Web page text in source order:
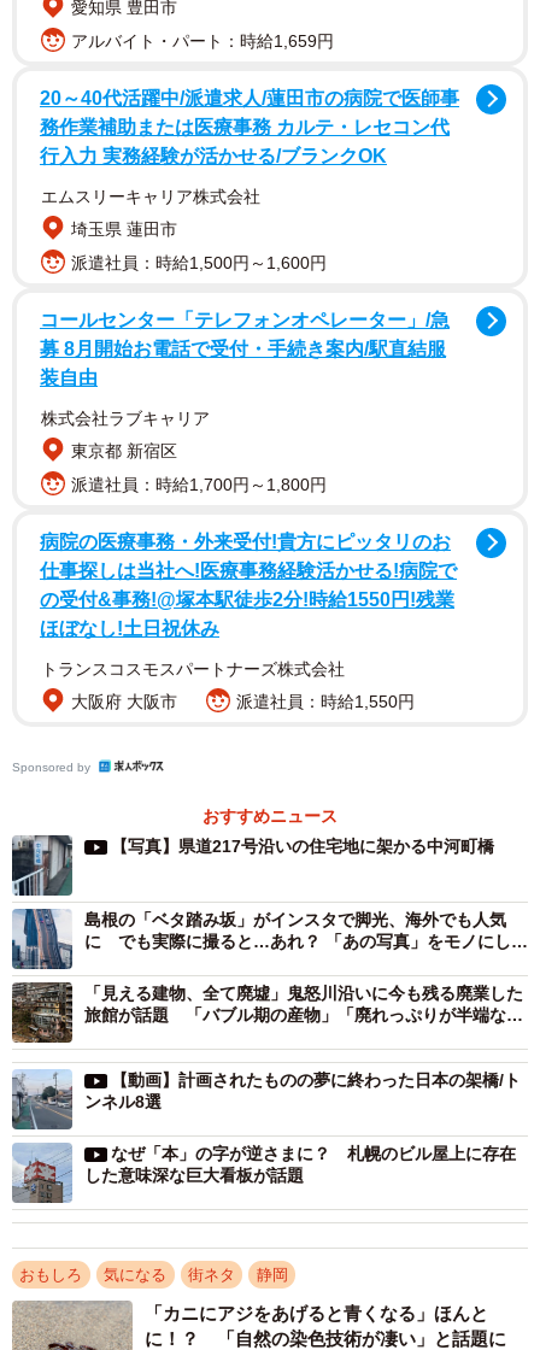
これが"日本一短い橋"かもしれない中河町橋（おもしろ地理さん提供）
地に架かる 中河町橋 。1、2歩で渡れてしまいそうな短さ
で、周囲同様アスファルト舗装されているのでうっかりし
ていると橋であることにも気付かないような風情だが、し
っかり標識は掲げられている。なんとも地理マニアの心を
くすぐる橋だ。
2/5
県道217号に架かる中河町橋（おもしろ地理さん提供）
おもしろ地理さんにお話を聞いた。
愛知県 豊田市
アルバイト・パート：時給1,659円
20～40代活躍中/派遣求人/蓮田市の病院で医師事
務作業補助または医療事務 カルテ・レセコン代
行入力 実務経験が活かせる/ブランクOK
エムスリーキャリア株式会社
埼玉県 蓮田市
派遣社員：時給1,500円～1,600円
コールセンター「テレフォンオペレーター」/急
募 8月開始お電話で受付・手続き案内/駅直結服
装自由
株式会社ラブキャリア
東京都 新宿区
派遣社員：時給1,700円～1,800円
病院の医療事務・外来受付!貴方にピッタリのお
仕事探しは当社へ!医療事務経験活かせる!病院で
の受付&事務!@塚本駅徒歩2分!時給1550円!残業
ほぼなし!土日祝休み
トランスコスモスパートナーズ株式会社
大阪府 大阪市
派遣社員：時給1,550円
Sponsored by
おすすめニュース
【写真】県道217号沿いの住宅地に架かる中河町橋
島根の「ベタ踏み坂」がインスタで脚光、海外でも人気
に でも実際に撮ると…あれ？ 「あの写真」をモノにした
「見える建物、全て廃墟」鬼怒川沿いに今も残る廃業した
旅館が話題 「バブル期の産物」「廃れっぷりが半端な
【動画】計画されたものの夢に終わった日本の架橋/ト
ンネル8選
なぜ「本」の字が逆さまに？ 札幌のビル屋上に存在
した意味深な巨大看板が話題
おもしろ 気になる 街ネタ 静岡
「カニにアジをあげると青くなる」ほんと
に！？ 「自然の染色技術が凄い」と話題に